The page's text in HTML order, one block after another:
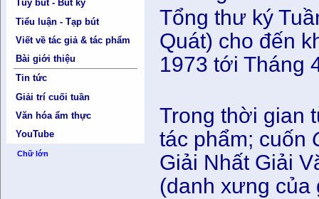
Tùy bút - Bút ký
Tiểu luận - Tạp bút
Viết về tác giả & tác phẩm
Bài giới thiệu
Tin tức
Giải trí cuối tuần
Văn hóa ẩm thực
YouTube
Chữ lớn
Tổng thư ký
Quát) cho đến
1973 tới Tháng
Trong thời gian
tác phẩm; cuốn
Giải Nhất Giải
(danh xưng